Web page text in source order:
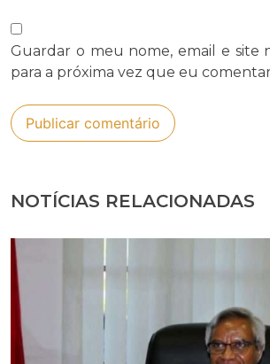
Guardar o meu nome, email e site
para a próxima vez que eu
NOTÍCIAS RELACIONADAS